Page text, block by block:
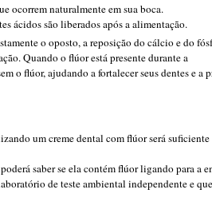
ocorrem naturalmente em sua boca.
ácidos são liberados após a alimentação.
o oposto, a reposição do cálcio e do
Quando o flúor está presente durante a
o flúor, ajudando a fortalecer seus dentes e a
um creme dental com flúor será
saber se ela contém flúor ligando para a
de teste ambiental independente e